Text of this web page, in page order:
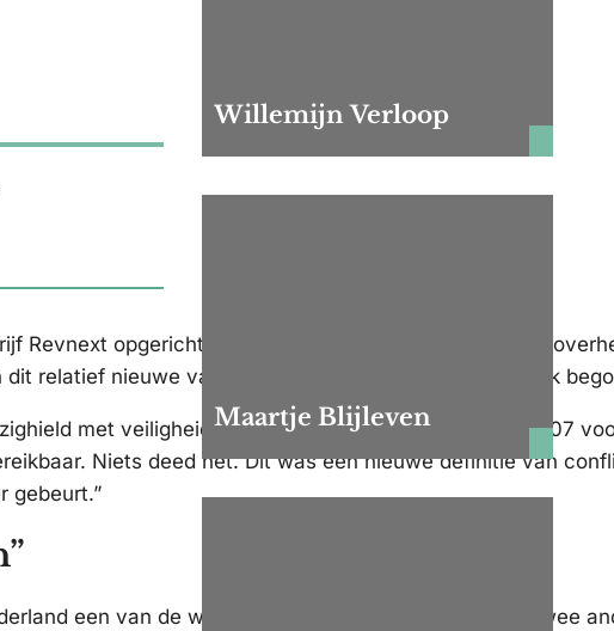
Revnext opgericht, dat advies geeft aan onder andere
relatief nieuwe vakgebied al zo lang meedraai. Toen ik
met veiligheidsvraagstukken. Daar kreeg zij in 2007
Niets deed het. Dit was een nieuwe definitie van
gebeurt.”
een van de weinige vrouwen. “In 2013 kwam ik twee
Willemijn Verloop
Maartje Blijleven